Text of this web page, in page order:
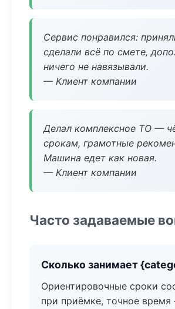
Сервис понравился:
сделали всё по смете,
ничего не навязывали.
— Клиент компании
Делал комплексное ТО —
срокам, грамотные
Машина едет как новая.
— Клиент компании
Часто задаваемые
Сколько занимает
Ориентировочные сроки
при приёмке, точное